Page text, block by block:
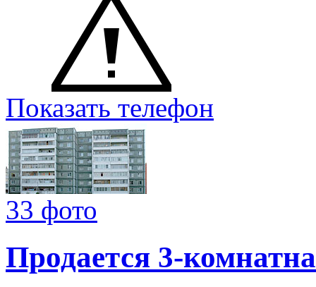
Показать телефон
33 фото
Продается 3-